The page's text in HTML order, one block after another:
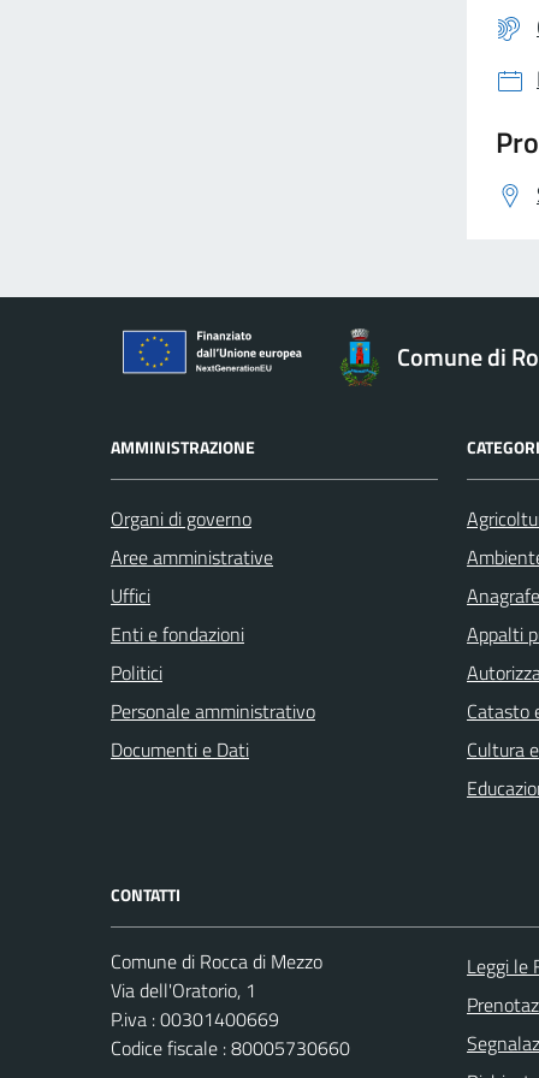
Comune di
AMMINISTRAZIONE
Organi di governo
Aree amministrative
Uffici
Enti e fondazioni
Politici
Personale amministrativo
Documenti e Dati
Appalti
Catasto
Cultura
CONTATTI
Comune di Rocca di Mezzo
Via dell'Oratorio, 1
P.iva : 00301400669
Codice fiscale : 80005730660
Leggi le